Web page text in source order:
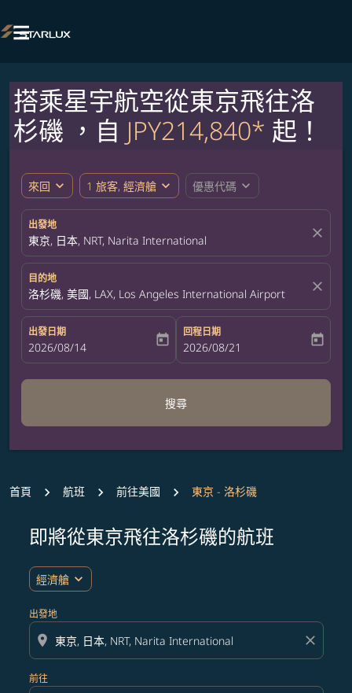

搭乘星宇航空從東京飛往洛
杉磯 ，自 JPY214,840* 起！
來回 expand_more 1 旅客, 經濟艙 expand_more 優惠代碼 expand_more
出發地
東京, 日本, NRT, Narita International close
目的地
洛杉磯, 美國, LAX, Los Angeles International Airport close
出發日期
fc-booking-departure-date-aria-label
2026/08/14 today
回程日期
fc-booking-return-date-aria-label
2026/08/21 today
搜尋
首頁 航班 前往美國 東京 - 洛杉磯
即將從東京飛往洛杉磯的航班
經濟艙 expand_more
出發地
location_on close
前往